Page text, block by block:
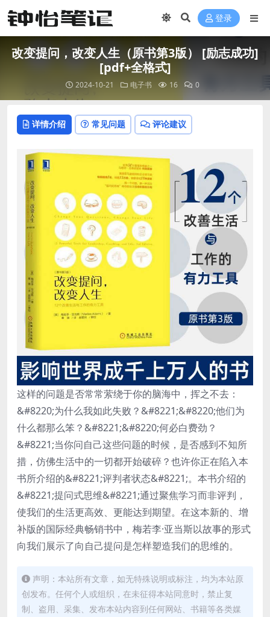
登录
改变提问，改变人生（原书第3版） [ 励志成功]
[pdf+全格式]
2024-10-21 电子书 16 0
详情介绍 常见问题 评论建议
这样的问题是否常常萦绕于你的脑海中，挥之不去：
&#8220;为什么我如此失败？&#8221;&#8220;他们为
什么都那么笨？&#8221;&#8220;何必白费劲？
&#8221;当你问自己这些问题的时候，是否感到不知所
措，仿佛生活中的一切都开始破碎？也许你正在陷入本
书所介绍的&#8221;评判者状态&#8221;。本书介绍的
&#8221;提问式思维&#8221;通过聚焦学习而非评判，
使我们的生活更高效、更能达到期望。在这本新的、增
补版的国际经典畅销书中，梅若李·亚当斯以故事的形式
向我们展示了向自己提问是怎样塑造我们的思维的。
声明：本站所有文章，如无特殊说明或标注，均为本站原
创发布。任何个人或组织，在未征得本站同意时，禁止复
制、盗用、采集、发布本站内容到任何网站、书籍等各类媒